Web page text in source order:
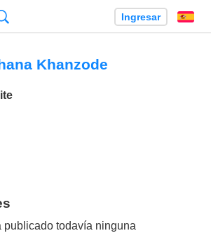
Ingresar
Khanzode
publicado todavía ninguna